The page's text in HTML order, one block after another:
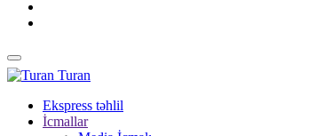
Turan
Ekspress təhlil
İcmallar